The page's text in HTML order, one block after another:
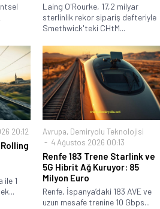
Laing O'Rourke, 17,2 milyar
sterlinlik rekor sipariş defteriyle
Smethwick'teki CHtM...
20:12
ile 1
Avrupa, Demiryolu Teknolojisi
4 Ağustos 2026 00:13
Renfe 183 Trene Starlink ve
5G Hibrit Ağ Kuruyor: 85
Milyon Euro
Renfe, İspanya’daki 183 AVE ve
uzun mesafe trenine 10 Gbps...